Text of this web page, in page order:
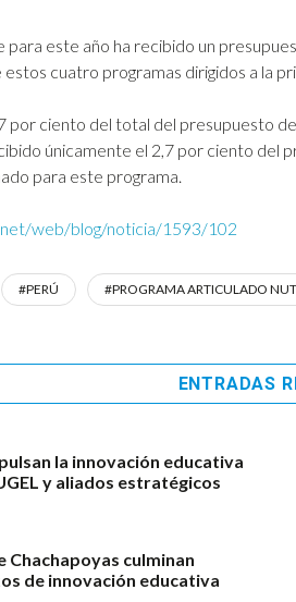
para este año ha recibido un
cuatro programas dirigidos a la
por ciento del total del presupuesto
únicamente el 2,7 por ciento
para este programa.
web/blog/noticia/1593/102
#PERÚ #PROGRAMA ARTICULADO
ENTRADAS
la innovación educativa
y aliados estratégicos
Chachapoyas culminan
de innovación educativa